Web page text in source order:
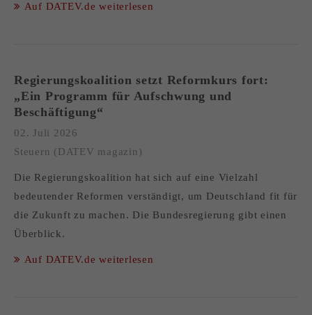
Auf DATEV.de weiterlesen
Regierungskoalition setzt Reformkurs fort:
„Ein Programm für Aufschwung und
Beschäftigung“
02. Juli 2026
Steuern (DATEV magazin)
Die Regierungskoalition hat sich auf eine Vielzahl
bedeutender Reformen verständigt, um Deutschland fit für
die Zukunft zu machen. Die Bundesregierung gibt einen
Überblick.
Auf DATEV.de weiterlesen